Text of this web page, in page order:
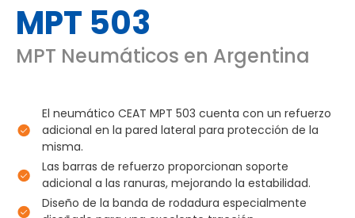
MPT 503
MPT Neumáticos en Argentina
El neumático CEAT MPT 503 cuenta con un refuerzo
adicional en la pared lateral para protección de la
misma.
Las barras de refuerzo proporcionan soporte
adicional a las ranuras, mejorando la estabilidad.
Diseño de la banda de rodadura especialmente